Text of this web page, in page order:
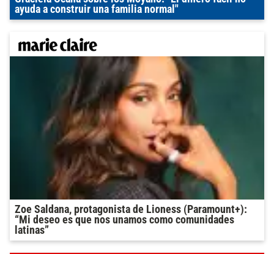
ayuda a construir una familia normal"
Zoe Saldana, protagonista de Lioness (Paramount+):
“Mi deseo es que nos unamos como comunidades
latinas”